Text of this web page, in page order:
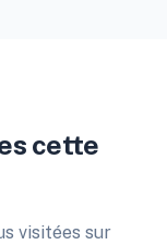
cette
visitées sur